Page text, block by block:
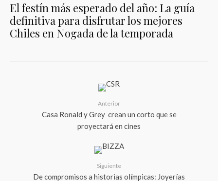
El festín más esperado del año: La guía
definitiva para disfrutar los mejores
Chiles en Nogada de la temporada
Anterior
Casa Ronald y Grey crean un corto que se
proyectará en cines
Siguiente
De compromisos a historias olímpicas: Joyerías